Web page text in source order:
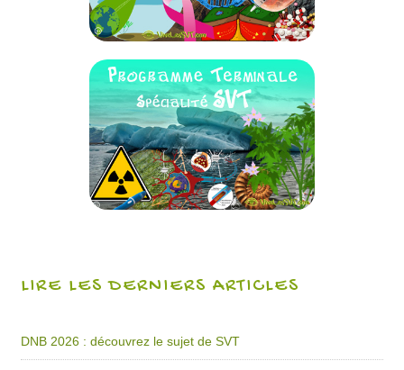
LIRE LES DERNIERS ARTICLES
DNB 2026 : découvrez le sujet de SVT